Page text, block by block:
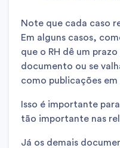
Note que cada caso
Em alguns casos,
que o RH dê um
documento ou se
como publicações em
Isso é importante
tão importante nas
Já os demais